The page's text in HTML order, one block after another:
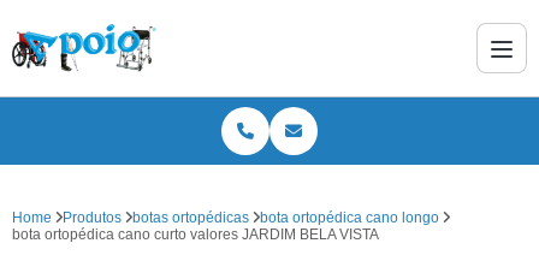
Home Produtos botas ortopédicas
bota ortopédica cano longo
bota ortopédica cano curto valores JARDIM BELA VISTA